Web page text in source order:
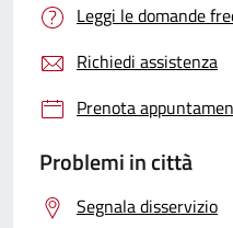
Leggi le domande
Richiedi assistenza
Prenota
Problemi in città
Segnala disservizio